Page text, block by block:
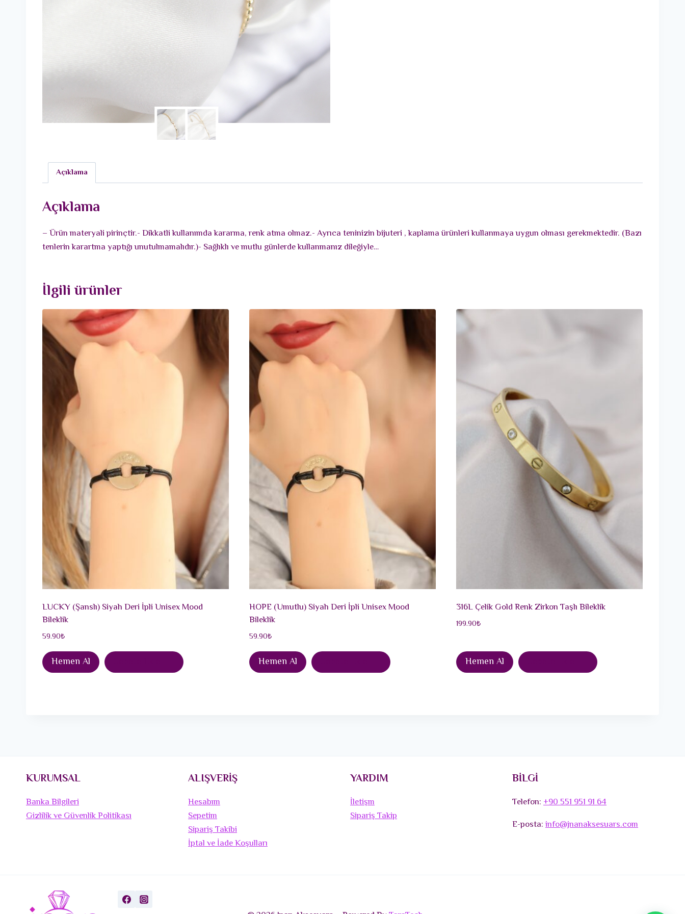
Açıklama
Açıklama
– Ürün materyali pirinçtir.- Dikkatli kullanımda kararma, renk atma olmaz.- Ayrıca teninizin bijuteri , kaplama ürünleri kullanmaya uygun olması gerekmektedir. (Bazı
tenlerin karartma yaptığı unutulmamalıdır.)- Sağlıklı ve mutlu günlerde kullanmanız dileğiyle…
İlgili ürünler
LUCKY (Şanslı) Siyah Deri İpli Unisex Mood
Bileklik
59.90₺
Hemen Al
HOPE (Umutlu) Siyah Deri İpli Unisex Mood
Bileklik
59.90₺
Hemen Al
316L Çelik Gold Renk Zirkon Taşlı Bileklik
199.90₺
Hemen Al
KURUMSAL
Banka Bilgileri
Gizlilik ve Güvenlik Politikası
ALIŞVERİŞ
Hesabım
Sepetim
Sipariş Takibi
İptal ve İade Koşulları
YARDIM
İletişm
Sipariş Takip
BİLGİ
Telefon:+90 551 951 91 64
E-posta:info@jnanaksesuars.com